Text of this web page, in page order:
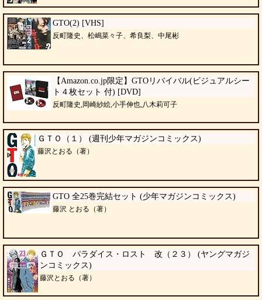
GTO(2) [VHS]
反町隆史、松嶋菜々子、希良梨、中尾彬
【Amazon.co.jp限定】GTOリバイバル(ビジュアルシー
ト４枚セット 付) [DVD]
反町隆史,岡崎紗絵,小手伸也,八木莉可子
ＧＴＯ（１） (週刊少年マガジンコミックス)
藤沢とおる（著）
GTO 全25巻完結セット (少年マガジンコミックス)
藤沢 とおる（著）
ＧＴＯ パラダイス・ロスト 改（２３） (ヤングマガジ
ンコミックス)
藤沢とおる（著）